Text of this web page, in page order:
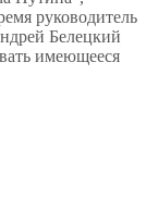
руководитель
Белецкий
имеющееся